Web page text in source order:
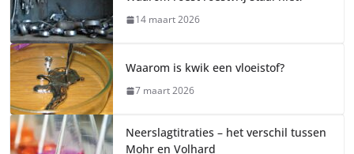
14 maart 2026
Waarom is kwik een vloeistof?
7 maart 2026
Neerslagtitraties – het verschil tussen
Mohr en Volhard